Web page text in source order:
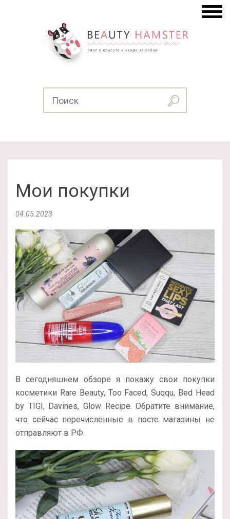
Мои покупки
04.05.2023
В сегодняшнем обзоре я покажу свои покупки
косметики Rare Beauty, Too Faced, Suqqu, Bed Head
by TIGI, Davines, Glow Recipe. Обратите внимание,
что сейчас перечисленные в посте магазины не
отправляют в РФ.